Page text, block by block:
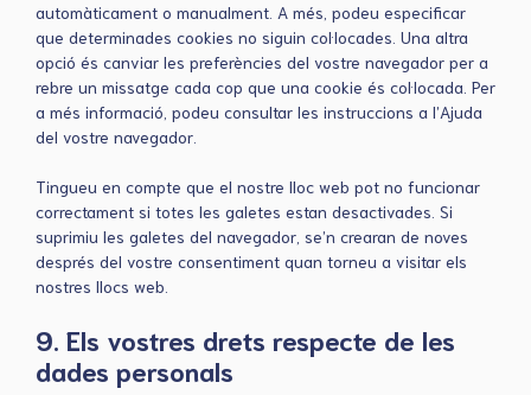
automàticament o manualment. A més, podeu especificar
que determinades cookies no siguin col·locades. Una altra
opció és canviar les preferències del vostre navegador per a
rebre un missatge cada cop que una cookie és col·locada. Per
a més informació, podeu consultar les instruccions a l’Ajuda
del vostre navegador.
Tingueu en compte que el nostre lloc web pot no funcionar
correctament si totes les galetes estan desactivades. Si
suprimiu les galetes del navegador, se’n crearan de noves
després del vostre consentiment quan torneu a visitar els
nostres llocs web.
9. Els vostres drets respecte de les
dades personals